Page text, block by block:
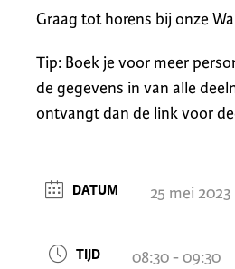
Graag tot horens bij onze
Tip: Boek je voor meer
de gegevens in van alle
ontvangt dan de link voor
DATUM 25 mei 2023
TIJD 08:30 - 09:30